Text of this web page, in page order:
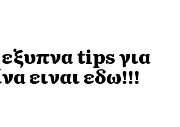
tips για
ειναι εδω!!!